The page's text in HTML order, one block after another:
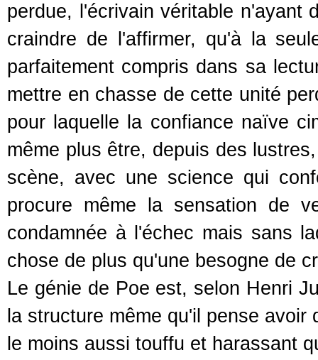
perdue, l'écrivain véritable n'ayant
craindre de l'affirmer, qu'à la
parfaitement compris dans sa
mettre en chasse de cette unité
pour laquelle la confiance naïve
même plus être, depuis des
scène, avec une science qui
procure même la sensation de
condamnée à l'échec mais sans
chose de plus qu'une besogne de
Le génie de Poe est, selon Henri
la structure même qu'il pense
le moins aussi touffu et harassant